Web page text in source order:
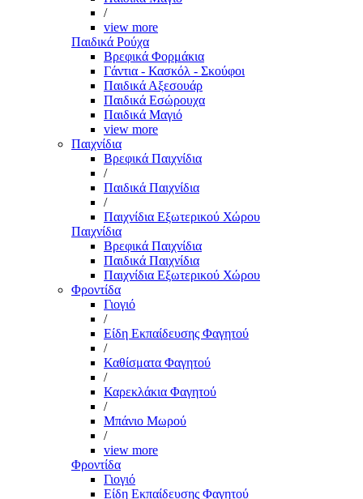
/
view more
Παιδικά Ρούχα
Βρεφικά Φορμάκια
Γάντια - Κασκόλ - Σκούφοι
Παιδικά Αξεσουάρ
Παιδικά Εσώρουχα
Παιδικά Μαγιό
view more
Παιχνίδια
Βρεφικά Παιχνίδια
/
Παιδικά Παιχνίδια
/
Παιχνίδια Εξωτερικού Χώρου
Παιχνίδια
Βρεφικά Παιχνίδια
Παιδικά Παιχνίδια
Παιχνίδια Εξωτερικού Χώρου
Φροντίδα
Γιογιό
/
Είδη Εκπαίδευσης Φαγητού
/
Καθίσματα Φαγητού
/
Καρεκλάκια Φαγητού
/
Μπάνιο Μωρού
/
view more
Φροντίδα
Γιογιό
Είδη Εκπαίδευσης Φαγητού